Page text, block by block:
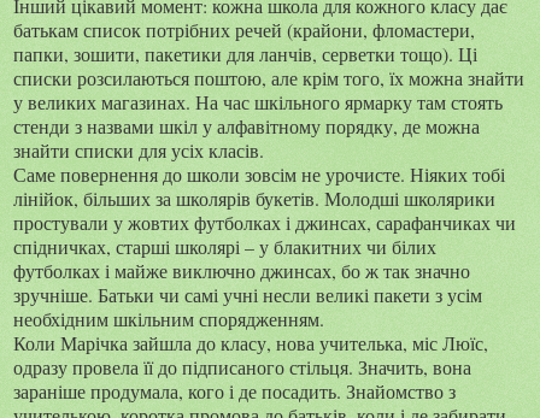
Інший цікавий момент: кожна школа для кожного класу дає
батькам список потрібних речей (крайони, фломастери,
папки, зошити, пакетики для ланчів, серветки тощо). Ці
списки розсилаються поштою, але крім того, їх можна знайти
у великих магазинах. На час шкільного ярмарку там стоять
стенди з назвами шкіл у алфавітному порядку, де можна
знайти списки для усіх класів.
Саме повернення до школи зовсім не урочисте. Ніяких тобі
лінійок, більших за школярів букетів. Молодші школярики
простували у жовтих футболках і джинсах, сарафанчиках чи
спідничках, старші школярі – у блакитних чи білих
футболках і майже виключно джинсах, бо ж так значно
зручніше. Батьки чи самі учні несли великі пакети з усім
необхідним шкільним спорядженням.
Коли Марічка зайшла до класу, нова учителька, міс Люїс,
одразу провела її до підписаного стільця. Значить, вона
зараніше продумала, кого і де посадить. Знайомство з